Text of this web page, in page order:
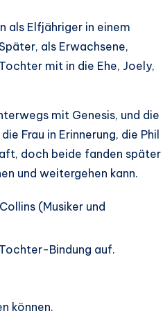
als Elfjähriger in einem
als Erwachsene,
mit in die Ehe, Joely,
mit Genesis, und die
Frau in Erinnerung, die Phil
doch beide fanden später
und weitergehen kann.
(Musiker und
Bindung auf.
können.